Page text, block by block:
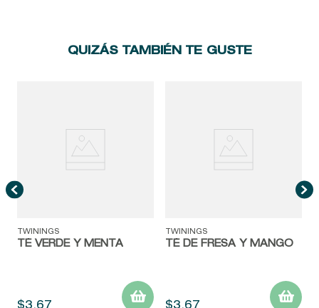
QUIZÁS TAMBIÉN TE GUSTE
TWININGS
TÉ VERDE Y MENTA
TWININGS
TÉ DE FRESA Y MANGO